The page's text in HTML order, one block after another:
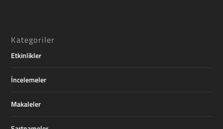
Kategoriler
Etkinlikler
İncelemeler
Makaleler